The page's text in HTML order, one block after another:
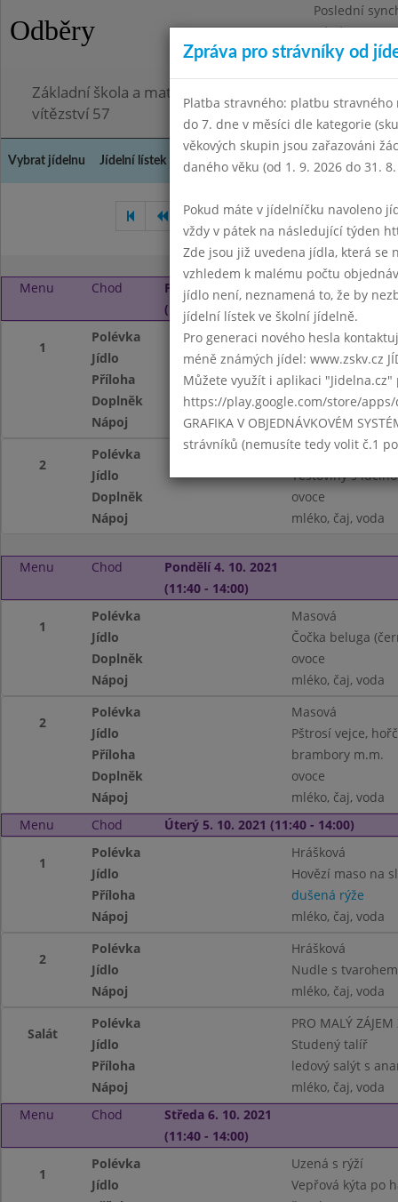
Odběry
Poslední
Pátek
Omezení
Základní škola a mateřská škola Chodov, Praha 4,
vítězství 57
Vybrat jídelnu Jídelní lístek Historie Kontakty a informace
Srpen 2021 Září 2021
Menu Chod
Pátek 1. 10. 2021
(11:40 - 14:00)
1
Polévka
Zeleninová
Jídlo
Sekaný máslový
Příloha
brambory m.m.
Doplněk
ovoce
Nápoj
mléko, čaj, voda
2
Polévka
PRO MALÝ ZÁJEM
Jídlo
Těstoviny s
Doplněk
ovoce
Nápoj
mléko, čaj, voda
Menu Chod
Pondělí 4. 10. 2021
(11:40 - 14:00)
1
Polévka
Masová
Jídlo
Čočka beluga
Doplněk
ovoce
Nápoj
mléko, čaj, voda
2
Polévka
Masová
Jídlo
Pštrosí vejce,
Příloha
brambory m.m.
Doplněk
ovoce
Nápoj
mléko, čaj, voda
Menu
Chod Úterý 5. 10. 2021 (11:40 - 14:00)
1
Polévka
Hrášková
Jídlo
Hovězí maso na
Příloha
dušená rýže
Nápoj
mléko, čaj, voda
2
Polévka
Hrášková
Jídlo
Nudle s
Nápoj
mléko, čaj, voda
Salát
Polévka
PRO MALÝ
Jídlo
Studený talíř
Příloha
ledový salýt s
Nápoj
mléko, čaj, voda
Menu
Chod
Středa 6. 10. 2021
(11:40 - 14:00)
1
Polévka
Uzená s rýží
Jídlo
Vepřová kýta po
Zpráva pro strávníky od
Platba stravného: platbu stravného
do 7. dne v měsíci dle kategorie
věkových skupin jsou zařazováni
daného věku (od 1. 9. 2026 do 31.
Pokud máte v jídelníčku navoleno
vždy v pátek na následující týden
Zde jsou již uvedena jídla, která se
vzhledem k malému počtu
jídlo není, neznamená to, že by
jídelní lístek ve školní jídelně.
Pro generaci nového hesla
méně známých jídel: www.zskv.cz
Můžete využít i aplikaci
https://play.google.com/store/
GRAFIKA V OBJEDNÁVKOVÉM
strávníků (nemusíte tedy volit č.1